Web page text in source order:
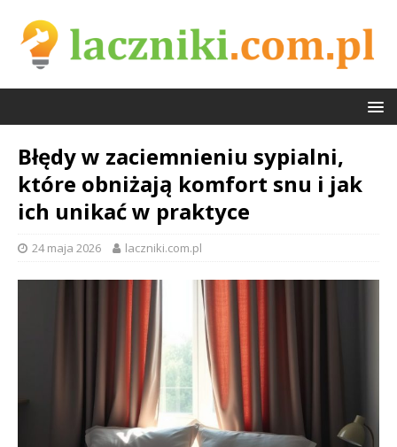
Błędy w zaciemnieniu sypialni,
które obniżają komfort snu i jak
ich unikać w praktyce
24 maja 2026 laczniki.com.pl